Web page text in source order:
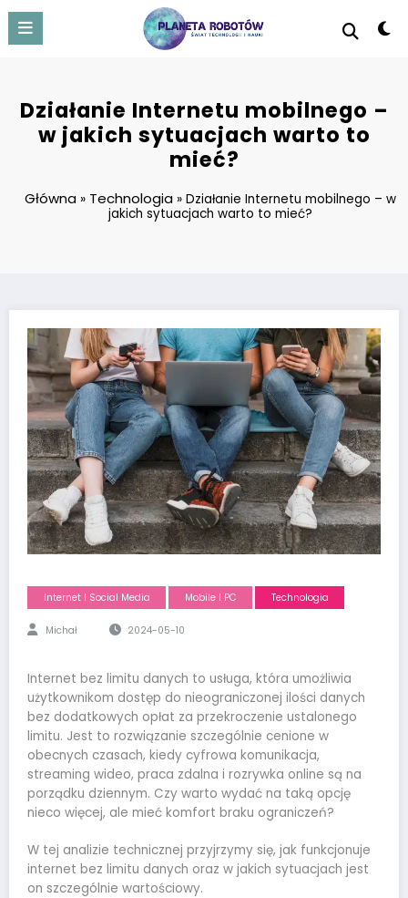
content
Działanie Internetu mobilnego –
w jakich sytuacjach warto to
mieć?
Główna» Technologia» Działanie Internetu mobilnego – w
jakich sytuacjach warto to mieć?
Internet I Social Media Mobile I PC Technologia
Michał 2024-05-10
Internet bez limitu danych to usługa, która umożliwia
użytkownikom dostęp do nieograniczonej ilości danych
bez dodatkowych opłat za przekroczenie ustalonego
limitu. Jest to rozwiązanie szczególnie cenione w
obecnych czasach, kiedy cyfrowa komunikacja,
streaming wideo, praca zdalna i rozrywka online są na
porządku dziennym. Czy warto wydać na taką opcję
nieco więcej, ale mieć komfort braku ograniczeń?
W tej analizie technicznej przyjrzymy się, jak funkcjonuje
internet bez limitu danych oraz w jakich sytuacjach jest
on szczególnie wartościowy.